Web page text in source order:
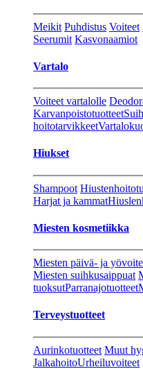
Meikit Puhdistus Voiteet
Seerumit Kasvonaamiot
Vartalo
Voiteet vartalolle
Karvanpoistotuotteet
hoitotarvikkeet
Hiukset
Shampoot
Harjat ja kammat
Miesten kosmetiikka
Miesten päivä- ja
Miesten suihkusaippuat
tuoksutParranajotuotteet
Terveystuotteet
Aurinkotuotteet Muut
JalkahoitoUrheiluvoiteet